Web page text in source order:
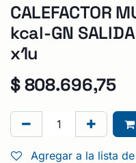
CALEFACTOR
kcal-GN
x1u
$808.696,75
Agregar a la lista